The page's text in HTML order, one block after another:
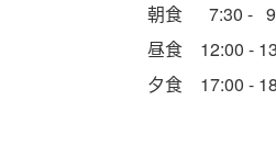
朝食 7:30 -
昼食 12:00 -
夕食 17:00 -